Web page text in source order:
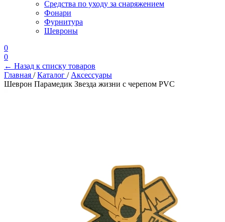
Средства по уходу за снаряжением
Фонари
Фурнитура
Шевроны
0
0
← Назад к списку товаров
Главная / Каталог / Аксессуары
Шеврон Парамедик Звезда жизни с черепом PVC